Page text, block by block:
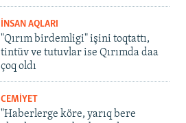
İNSAN AQLARI
"Qırım birdemligi" işini toqtattı,
tintüv ve tutuvlar ise Qırımda daa
çoq oldı
CEMİYET
"Haberlerge köre, yarıq bere